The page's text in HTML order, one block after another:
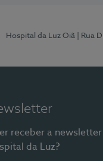
Hospital da Luz Oiã | Rua
receber a
da Luz?